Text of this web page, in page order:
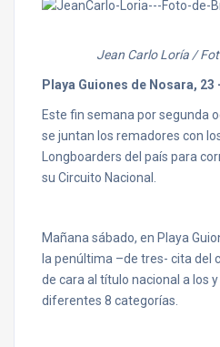
Jean Carlo Loría /
Playa Guiones de Nosara, 23
Este fin semana por segunda
se juntan los remadores con
Longboarders del país para
su Circuito Nacional.
Mañana sábado, en Playa
la penúltima –de tres- cita del
de cara al título nacional a los
diferentes 8 categorías.